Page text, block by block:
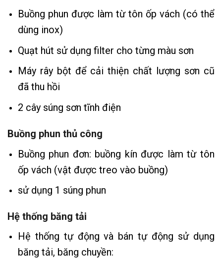
Buồng phun được làm từ tôn ốp vách (có thể
dùng inox)
Quạt hút sử dụng filter cho từng màu sơn
Máy rây bột để cải thiện chất lượng sơn cũ
đã thu hồi
2 cây súng sơn tĩnh điện
Buồng phun thủ công
Buồng phun đơn: buồng kín được làm từ tôn
ốp vách (vật được treo vào buồng)
sử dụng 1 súng phun
Hệ thống băng tải
Hệ thống tự động và bán tự động sử dụng
băng tải, băng chuyền: